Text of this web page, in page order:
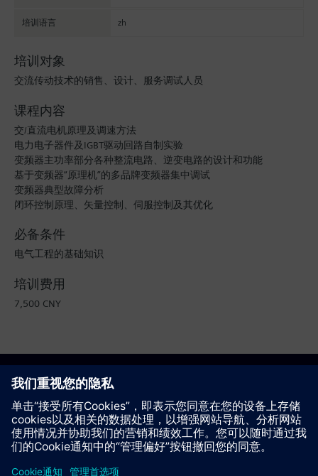
培训语言 zh
培训对象
交流传动技术的销售、设计、服务调试人员
课程内容
交/直流电机原理及调速方法
电力电子器件及IGBT驱动回路自制实验
变频器主功率部分各种整流电路、逆变电路的设计和功能
基于变频器“原理机”的多品牌变频器集中调试
变频器典型故障分析
闭环控制原理、矢量控制、伺服控制及其优化
必备条件
电气工程的基础知识
培训费用
7,500 CNY
将此课程加入“感兴趣列表”
推荐该页面